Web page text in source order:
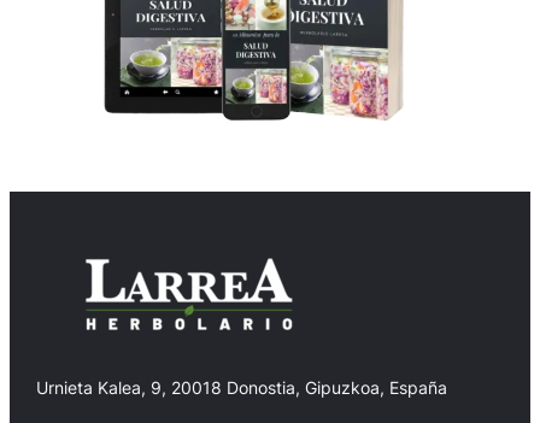
Urnieta Kalea, 9, 20018 Donostia, Gipuzkoa, España